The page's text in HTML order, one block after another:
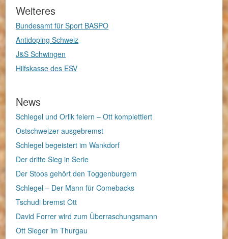
Weiteres
Bundesamt für Sport BASPO
Antidoping Schweiz
J&S Schwingen
Hilfskasse des ESV
News
Schlegel und Orlik feiern – Ott komplettiert
Ostschweizer ausgebremst
Schlegel begeistert im Wankdorf
Der dritte Sieg in Serie
Der Stoos gehört den Toggenburgern
Schlegel – Der Mann für Comebacks
Tschudi bremst Ott
David Forrer wird zum Überraschungsmann
Ott Sieger im Thurgau